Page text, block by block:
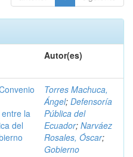
Autor(es)
la
del
Torres Machuca,
Ángel; Defensoría
Pública del
Ecuador; Narváez
Rosales, Óscar;
Gobierno